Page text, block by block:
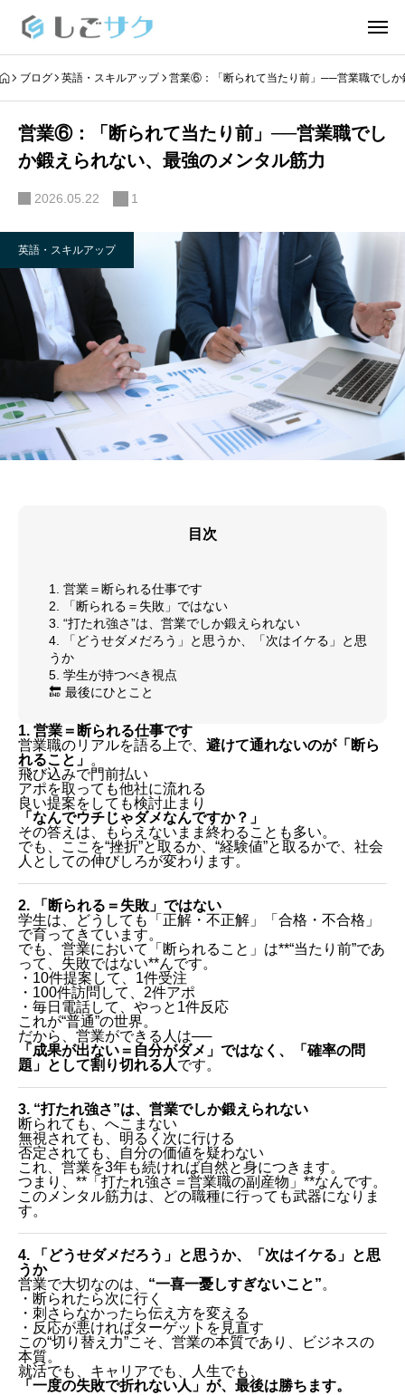
ブログ 英語・スキルアップ 営業⑥：「断られて当たり前」──営業職でしか
営業⑥：「断られて当たり前」──営業職でし
か鍛えられない、最強のメンタル筋力
2026.05.22 1
英語・スキルアップ
目次
1. 営業＝断られる仕事です
2. 「断られる＝失敗」ではない
3. “打たれ強さ”は、営業でしか鍛えられない
4. 「どうせダメだろう」と思うか、「次はイケる」と思
うか
5. 学生が持つべき視点
🔚 最後にひとこと
1. 営業＝断られる仕事です
営業職のリアルを語る上で、 避けて通れないのが「断ら
れること」 。
飛び込みで門前払い
アポを取っても他社に流れる
良い提案をしても検討止まり
「なんでウチじゃダメなんですか？」
その答えは、もらえないまま終わることも多い。
でも、ここを“挫折”と取るか、“経験値”と取るかで、社会
人としての伸びしろが変わります。
2. 「断られる＝失敗」ではない
学生は、どうしても「正解・不正解」「合格・不合格」
で育ってきています。
でも、営業において「断られること」は**“当たり前”であ
って、失敗ではない**んです。
・10件提案して、1件受注
・100件訪問して、2件アポ
・毎日電話して、やっと1件反応
これが“普通”の世界。
だから、営業ができる人は──
「成果が出ない＝自分がダメ」ではなく、「確率の問
題」として割り切れる人です。
3. “打たれ強さ”は、営業でしか鍛えられない
断られても、へこまない
無視されても、明るく次に行ける
否定されても、自分の価値を疑わない
これ、営業を3年も続ければ自然と身につきます。
つまり、**「打たれ強さ＝営業職の副産物」**なんです。
このメンタル筋力は、どの職種に行っても武器になりま
す。
4. 「どうせダメだろう」と思うか、「次はイケる」と思
うか
営業で大切なのは、 “一喜一憂しすぎないこと”。
・断られたら次に行く
・刺さらなかったら伝え方を変える
・反応が悪ければターゲットを見直す
この“切り替え力”こそ、営業の本質であり、ビジネスの
本質。
就活でも、キャリアでも、人生でも、
「一度の失敗で折れない人」が、最後は勝ちます。